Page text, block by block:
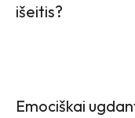
išeitis?
Emociškai